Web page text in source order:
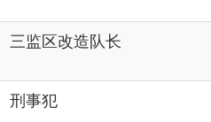
三监区改造队长
刑事犯